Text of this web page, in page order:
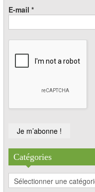
E-mail *
Catégories
Catégories